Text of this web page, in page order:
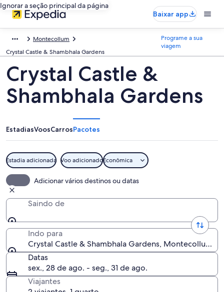
Ignorar a seção principal da página
Baixar app
Montecollum
Crystal Castle & Shambhala Gardens
Programe a sua
viagem
Crystal Castle &
Shambhala Gardens
EstadiasVoosCarrosPacotes
Estadia adicionada Voo adicionadoEconômica
Adicionar vários destinos ou datas
Saindo de
Indo para
Crystal Castle & Shambhala Gardens, Montecollum,
Datas
sex., 28 de ago. - seg., 31 de ago.
Viajantes